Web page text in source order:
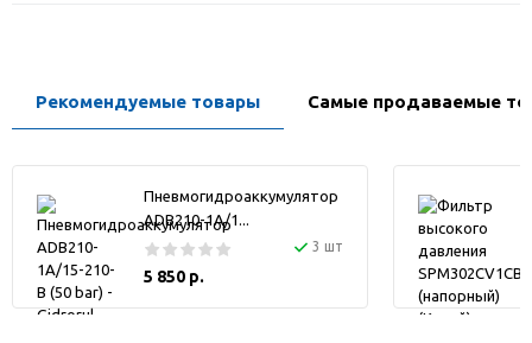
Рекомендуемые товары Самые продаваемые
Пневмогидроаккумулятор
ADB210-1A/1...
3 шт
5 850 р.